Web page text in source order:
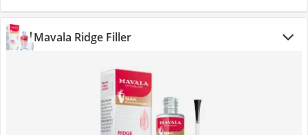
Mavala Ridge Filler